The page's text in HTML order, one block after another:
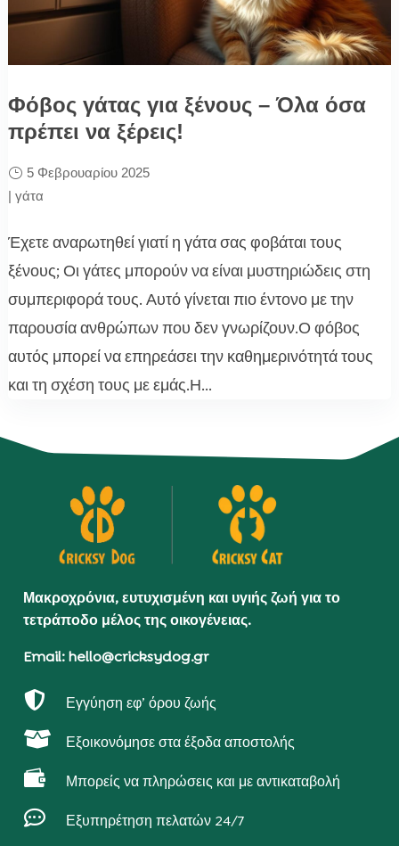
Φόβος γάτας για ξένους – Όλα όσα
πρέπει να ξέρεις!
5 Φεβρουαρίου 2025
| γάτα
Έχετε αναρωτηθεί γιατί η γάτα σας φοβάται τους
ξένους; Οι γάτες μπορούν να είναι μυστηριώδεις στη
συμπεριφορά τους. Αυτό γίνεται πιο έντονο με την
παρουσία ανθρώπων που δεν γνωρίζουν.Ο φόβος
αυτός μπορεί να επηρεάσει την καθημερινότητά τους
και τη σχέση τους με εμάς.Η...
Μακροχρόνια, ευτυχισμένη και υγιής ζωή για το
τετράποδο μέλος της οικογένειας.
Email: hello@cricksydog.gr
 Εγγύηση εφ’ όρου ζωής
 Εξοικονόμησε στα έξοδα αποστολής
 Μπορείς να πληρώσεις και με αντικαταβολή
 Εξυπηρέτηση πελατών 24/7